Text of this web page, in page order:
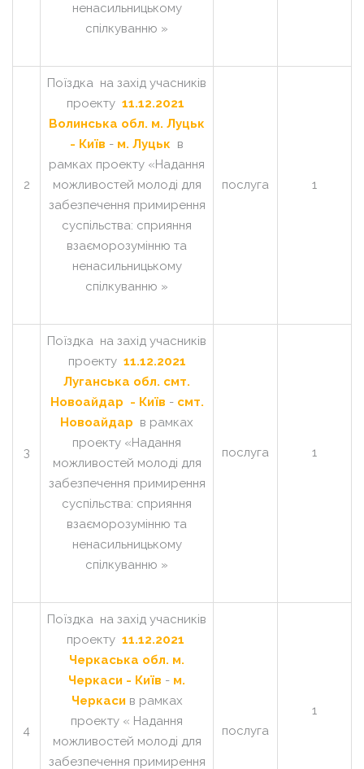
ненасильницькому
спілкуванню »
2
Поїздка на захід учасників
проекту 11.12.2021
Волинська обл. м. Луцьк
- Київ - м. Луцьк в
рамках проекту «Надання
можливостей молоді для
забезпечення примирення
суспільства: сприяння
взаєморозумінню та
ненасильницькому
спілкуванню »
послуга 1
3
Поїздка на захід учасників
проекту 11.12.2021
Луганська обл. смт.
Новоайдар - Київ -смт.
Новоайдар в рамках
проекту «Надання
можливостей молоді для
забезпечення примирення
суспільства: сприяння
взаєморозумінню та
ненасильницькому
спілкуванню »
послуга 1
4
Поїздка на захід учасників
проекту 11.12.2021
Черкаська обл. м.
Черкаси - Київ - м.
Черкаси в рамках
проекту « Надання
можливостей молоді для
забезпечення примирення
послуга
1